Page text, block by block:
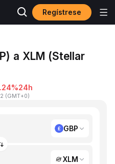
Regístrese
a XLM (Stellar
24h
(GMT+0)
GBP
XLM